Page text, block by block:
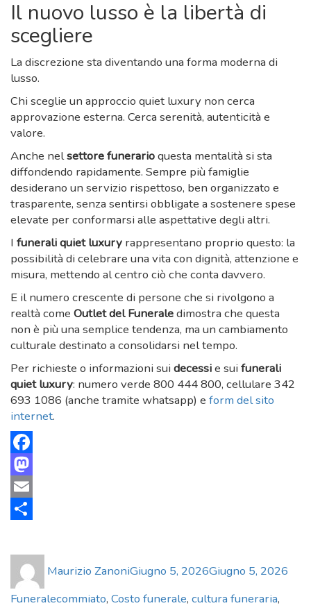
Il nuovo lusso è la libertà di
scegliere
La discrezione sta diventando una forma moderna di
lusso.
Chi sceglie un approccio quiet luxury non cerca
approvazione esterna. Cerca serenità, autenticità e
valore.
Anche nelsettore funerarioquesta mentalità si sta
diffondendo rapidamente. Sempre più famiglie
desiderano un servizio rispettoso, ben organizzato e
trasparente, senza sentirsi obbligate a sostenere spese
elevate per conformarsi alle aspettative degli altri.
I funerali quiet luxury rappresentano proprio questo: la
possibilità di celebrare una vita con dignità, attenzione e
misura, mettendo al centro ciò che conta davvero.
E il numero crescente di persone che si rivolgono a
realtà come Outlet del Funeraledimostra che questa
non è più una semplice tendenza, ma un cambiamento
culturale destinato a consolidarsi nel tempo.
Per richieste o informazioni sui decessie sui funerali
quiet luxury: numero verde 800 444 800, cellulare 342
693 1086 (anche tramite whatsapp) e form del sito
internet.
Facebook
Mastodon
Email
Maurizio Zanonion
Giugno 5, 2026Giugno 5, 2026
FuneraleTags
commiato, Costo funerale, cultura funeraria,